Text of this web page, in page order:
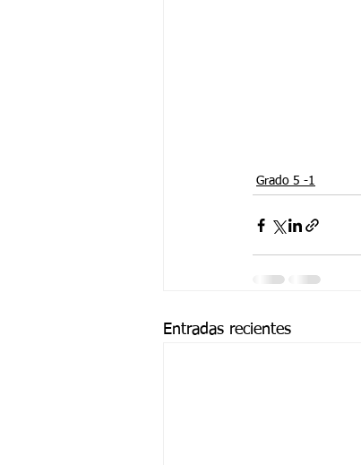
Grado 5 -1
Entradas recientes